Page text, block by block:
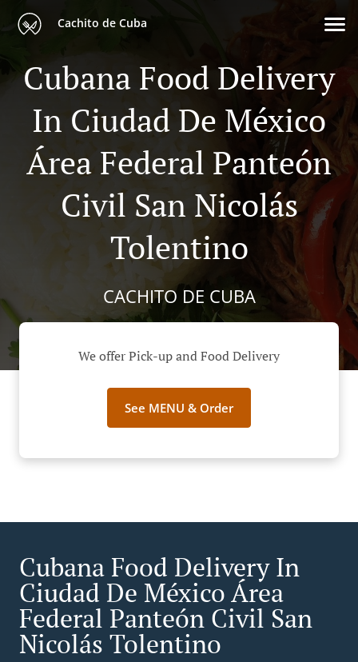
Cachito de Cuba
Cubana Food Delivery
In Ciudad De México
Área Federal Panteón
Civil San Nicolás
Tolentino
CACHITO DE CUBA
We offer Pick-up and Food Delivery
See MENU & Order
Cubana Food Delivery In
Ciudad De México Área
Federal Panteón Civil San
Nicolás Tolentino